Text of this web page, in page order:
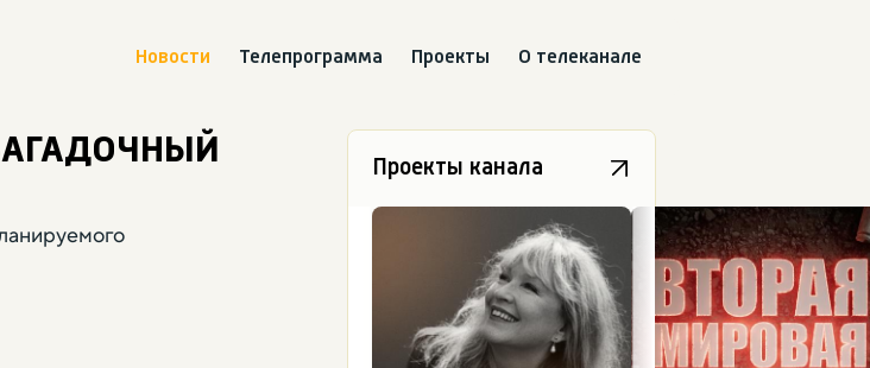
Новости Телепрограмма Проекты О телеканале
Проекты канала